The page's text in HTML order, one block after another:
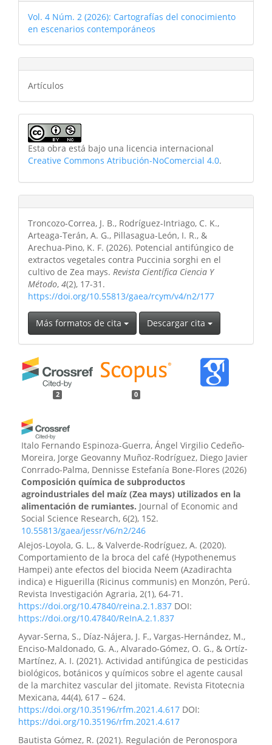
Vol. 4 Núm. 2 (2026): Cartografías del conocimiento
en escenarios contemporáneos
Artículos
Esta obra está bajo una licencia internacional
Creative Commons Atribución-NoComercial 4.0.
Troncozo-Correa, J. B., Rodríguez-Intriago, C. K.,
Arteaga-Terán, A. G., Pillasagua-León, I. R., &
Arechua-Pino, K. F. (2026). Potencial antifúngico de
extractos vegetales contra Puccinia sorghi en el
cultivo de Zea mays. Revista Científica Ciencia Y
Método, 4(2), 17-31.
https://doi.org/10.55813/gaea/rcym/v4/n2/177
Más formatos de cita Descargar cita
2 0
Italo Fernando Espinoza-Guerra, Ángel Virgilio Cedeño-
Moreira, Jorge Geovanny Muñoz-Rodríguez, Diego Javier
Conrrado-Palma, Dennisse Estefanía Bone-Flores (2026)
Composición química de subproductos
agroindustriales del maíz (Zea mays) utilizados en la
alimentación de rumiantes. Journal of Economic and
Social Science Research, 6(2), 152.
10.55813/gaea/jessr/v6/n2/246
Italo Fernando Espinoza-Guerra, Ángel Virgilio Cedeño-
Moreira, Jorge Geovanny Muñoz-Rodríguez, Diego Javier
Conrrado-Palma, Marjorie Vanesa Borbor-Lainez
Degradabilidad ruminal in vitro y cinética de
fermentación de residuos agroindustriales de maíz
(Zea mays) como alternativa para la alimentación de
rumiantes. Journal of Economic and Social Science
Research, 6(2), 163.
10.55813/gaea/jessr/v6/n2/247
Alejos-Loyola, G. L., & Valverde-Rodríguez, A. (2020).
Comportamiento de la broca del café (Hypothenemus
Hampei) ante efectos del biocida Neem (Azadirachta
indica) e Higuerilla (Ricinus communis) en Monzón, Perú.
Revista Investigación Agraria, 2(1), 64-71.
https://doi.org/10.47840/reina.2.1.837 DOI:
https://doi.org/10.47840/ReInA.2.1.837
Ayvar-Serna, S., Díaz-Nájera, J. F., Vargas-Hernández, M.,
Enciso-Maldonado, G. A., Alvarado-Gómez, O. G., & Ortíz-
Martínez, A. I. (2021). Actividad antifúngica de pesticidas
biológicos, botánicos y químicos sobre el agente causal
de la marchitez vascular del jitomate. Revista Fitotecnia
Mexicana, 44(4), 617 – 624.
https://doi.org/10.35196/rfm.2021.4.617 DOI:
https://doi.org/10.35196/rfm.2021.4.617
Bautista Gómez, R. (2021). Regulación de Peronospora